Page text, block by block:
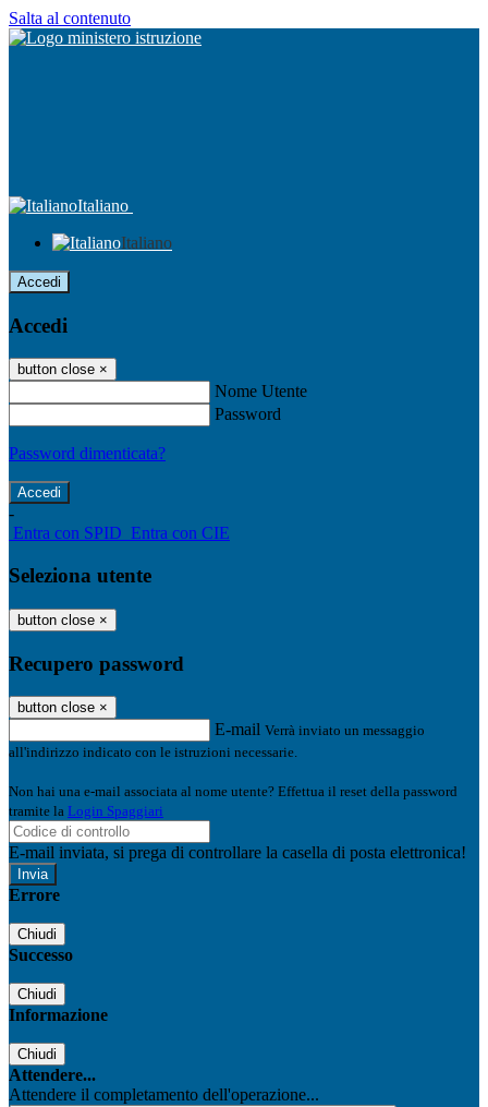
Salta al contenuto
Italiano
Italiano
Accedi
Accedi
button close ×
Nome Utente
Password
Password dimenticata?
-
Entra con SPID Entra con CIE
Seleziona utente
button close ×
Recupero password
button close ×
E-mail Verrà inviato un messaggio
all'indirizzo indicato con le istruzioni necessarie.
Non hai una e-mail associata al nome utente? Effettua il reset della password
tramite la Login Spaggiari
E-mail inviata, si prega di controllare la casella di posta elettronica!
Errore
Chiudi
Successo
Chiudi
Informazione
Chiudi
Attendere...
Attendere il completamento dell'operazione...